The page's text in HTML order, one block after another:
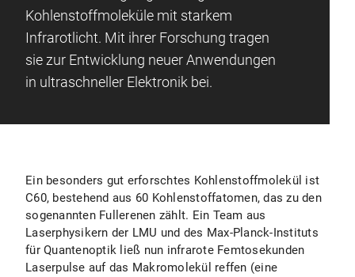
Kohlenstoffmoleküle mit starkem
Infrarotlicht. Mit ihrer Forschung tragen
sie zur Entwicklung neuer Anwendungen
in ultraschneller Elektronik bei.
Ein besonders gut erforschtes Kohlenstoffmolekül ist
C60, bestehend aus 60 Kohlenstoffatomen, das zu den
sogenannten Fullerenen zählt. Ein Team aus
Laserphysikern der LMU und des Max-Planck-Instituts
für Quantenoptik ließ nun infrarote Femtosekunden
Laserpulse auf das Makromolekül reffen (eine